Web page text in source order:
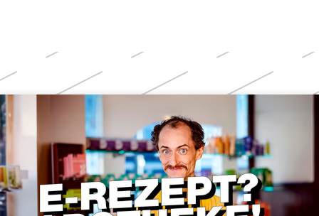
Weitere
Themen